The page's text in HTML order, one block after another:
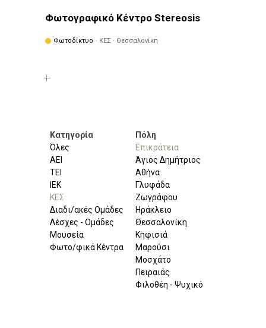
Φωτογραφικό Κέντρο Stereosis
Φωτοδίκτυο · ΚΕΣ · Θεσσαλονίκη
Κατηγορία
Όλες
ΑΕΙ
ΤΕΙ
ΙΕΚ
ΚΕΣ
Διαδι/ακές Ομάδες
Λέσχες - Ομάδες
Μουσεία
Φωτο/φικά Κέντρα
Πόλη
Επικράτεια
Άγιος Δημήτριος
Αθήνα
Γλυφάδα
Ζωγράφου
Ηράκλειο
Θεσσαλονίκη
Κηφισιά
Μαρούσι
Μοσχάτο
Πειραιάς
Φιλοθέη - Ψυχικό